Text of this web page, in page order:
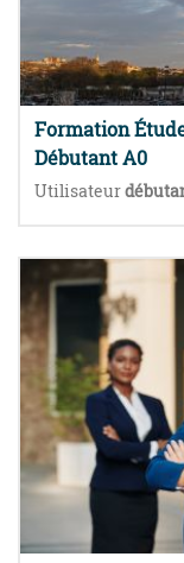
Formation
Débutant A0
Utilisateur